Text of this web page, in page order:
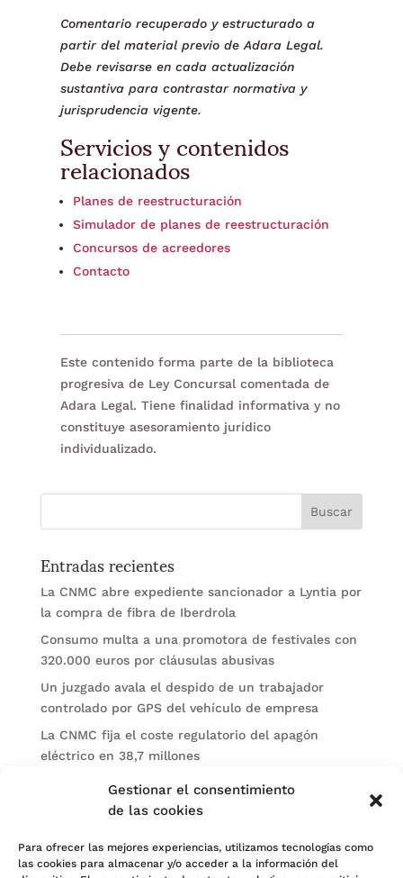
Gestionar el consentimiento
de las cookies
Para ofrecer las mejores experiencias, utilizamos tecnologías como
las cookies para almacenar y/o acceder a la información del
Comentario recuperado y estructurado a
partir del material previo de Adara Legal.
Debe revisarse en cada actualización
sustantiva para contrastar normativa y
jurisprudencia vigente.
Servicios y contenidos
relacionados
Planes de reestructuración
Simulador de planes de reestructuración
Concursos de acreedores
Contacto
Este contenido forma parte de la biblioteca
progresiva de Ley Concursal comentada de
Adara Legal. Tiene finalidad informativa y no
constituye asesoramiento jurídico
individualizado.
Entradas recientes
La CNMC abre expediente sancionador a Lyntia por
la compra de fibra de Iberdrola
Consumo multa a una promotora de festivales con
320.000 euros por cláusulas abusivas
Un juzgado avala el despido de un trabajador
controlado por GPS del vehículo de empresa
La CNMC fija el coste regulatorio del apagón
eléctrico en 38,7 millones
El BOE publica sanciones de la CNMV a Soltec y
Categorías